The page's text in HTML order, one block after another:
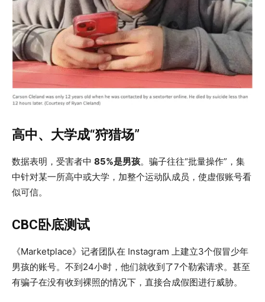
高中、大学成“狩猎场”
数据表明，受害者中 85%是男孩。骗子往往“批量操作”，集
中针对某一所高中或大学，加整个运动队成员，使虚假账号看
似可信。
CBC卧底测试
《Marketplace》记者团队在 Instagram 上建立3个假冒少年
男孩的账号。不到24小时，他们就收到了7个勒索请求。甚至
有骗子在没有收到裸照的情况下，直接合成假图进行威胁。